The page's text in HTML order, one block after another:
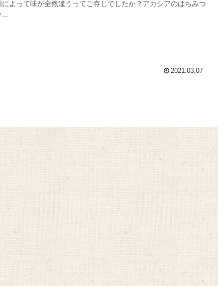
によって味が全然違うってご存じでしたか？アカシアのはちみつ
2021.03.07